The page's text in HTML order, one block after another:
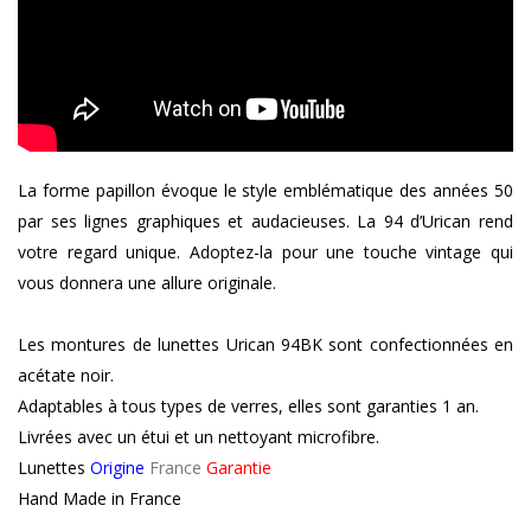
La forme papillon évoque le style emblématique des années 50
par ses lignes graphiques et audacieuses. La 94 d’Urican rend
votre regard unique. Adoptez-la pour une touche vintage qui
vous donnera une allure originale.
Les montures de lunettes Urican 94BK sont confectionnées en
acétate noir.
Adaptables à tous types de verres, elles sont garanties 1 an.
Livrées avec un étui et un nettoyant microfibre.
Lunettes Origine France Garantie
Hand Made in France